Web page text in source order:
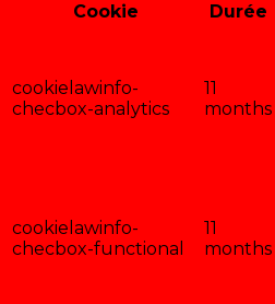
Cookie
Durée
cookielawinfo-
checbox-analytics
11
months
cookielawinfo-
checbox-functional
11
months